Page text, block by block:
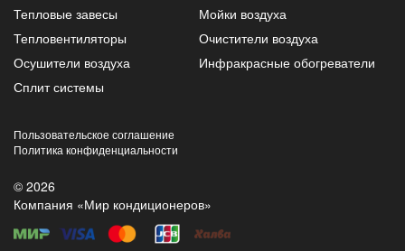
Тепловые завесы
Мойки воздуха
Тепловентиляторы
Очистители воздуха
Осушители воздуха
Инфракрасные обогреватели
Сплит системы
Пользовательское соглашение
Политика конфиденциальности
© 2026
Компания «Мир кондиционеров»